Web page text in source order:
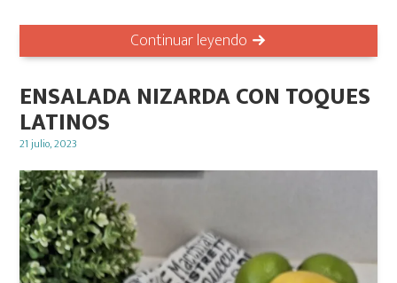
Continuar leyendo
ENSALADA NIZARDA CON TOQUES
LATINOS
Posted
21 julio, 2023